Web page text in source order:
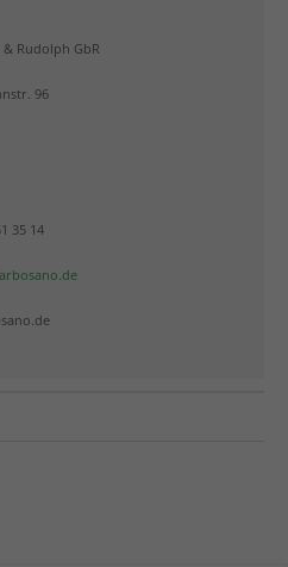
consectetuer adipiscing
dolor. Aenean massa.
ridiculus mus. Donec
& Rudolph GbR
96
35 14